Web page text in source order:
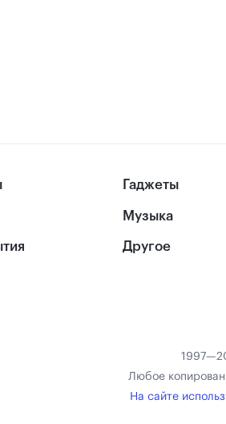
Гаджеты
Музыка
Другое
Любое
На сайте